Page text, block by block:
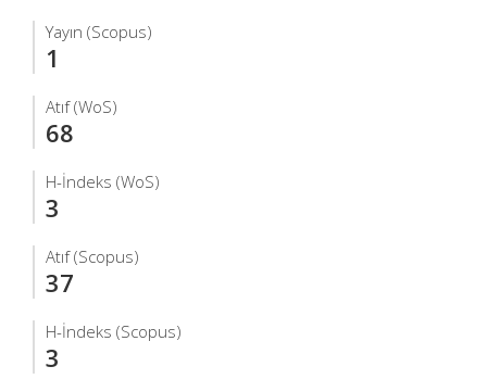
Yayın (Scopus)
1
Atıf (WoS)
68
H-İndeks (WoS)
3
Atıf (Scopus)
37
H-İndeks (Scopus)
3